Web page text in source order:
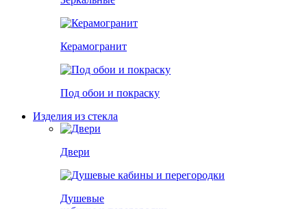
Керамогранит
Под обои и покраску
Изделия из стекла
Двери
Душевые